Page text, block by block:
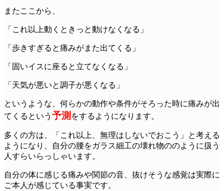
またここから、
「これ以上動くときっと動けなくなる」
「歩きすぎると痛みがまた出てくる」
「固いイスに座ると立てなくなる」
「天気が悪いと調子が悪くなる」
というような、何らかの動作や条件がそろった時に痛みが出
てくるという 予測 をするようになります。
多くの方は、「これ以上、無理はしないでおこう」と考える
ようになり、自分の腰をガラス細工の壊れ物ののように扱う
人すらいらっしゃいます。
自分の体に感じる痛みや関節の音、抜けそうな感覚は実際に
ご本人が感じている事実です。